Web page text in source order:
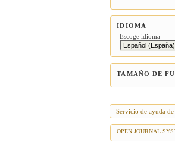
IDIOMA
Escoge idioma
TAMAÑO DE
Servicio de ayuda
OPEN JOURNAL